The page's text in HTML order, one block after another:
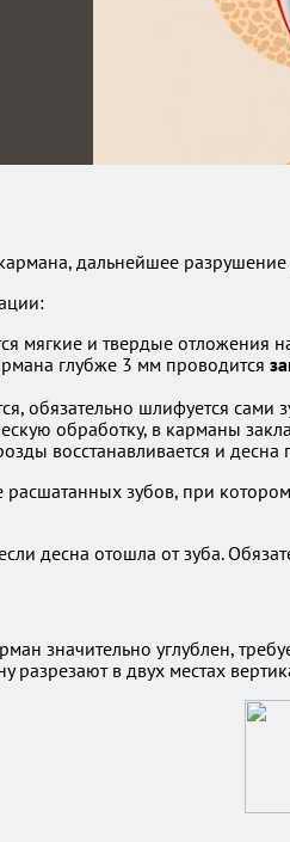
дальнейшее
мягкие и твердые отложения
глубже 3 мм проводится
обязательно шлифуется сами
обработку, в карманы
восстанавливается и
зубов, при
значительно углублен,
разрезают в двух местах